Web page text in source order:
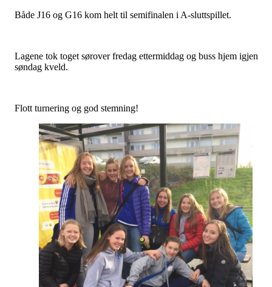
Både J16 og G16 kom helt til semifinalen i A-sluttspillet.
Lagene tok toget sørover fredag ettermiddag og buss hjem igjen
søndag kveld.
Flott turnering og god stemning!